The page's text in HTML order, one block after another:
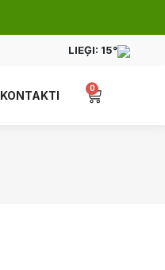
LIEĢI: 15°
KONTAKTI
0